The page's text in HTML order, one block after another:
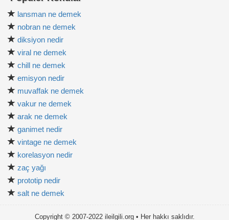
lansman ne demek
nobran ne demek
diksiyon nedir
viral ne demek
chill ne demek
emisyon nedir
muvaffak ne demek
vakur ne demek
arak ne demek
ganimet nedir
vintage ne demek
korelasyon nedir
zaç yağı
prototip nedir
salt ne demek
Copyright © 2007-2022 ileilgili.org • Her hakkı saklıdır.